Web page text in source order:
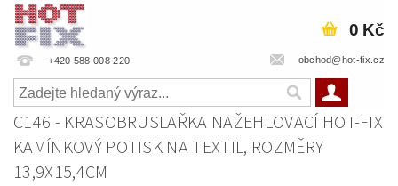
+420 588 008 220 obchod@hot-fix.cz
0 Kč
C146 - KRASOBRUSLAŘKA NAŽEHLOVACÍ HOT-FIX
KAMÍNKOVÝ POTISK NA TEXTIL, ROZMĚRY
13,9X15,4CM